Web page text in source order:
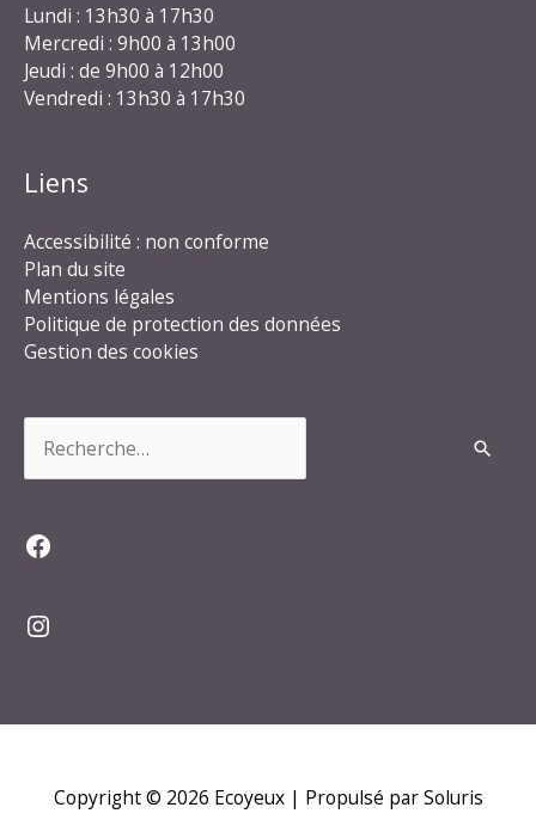
Lundi : 13h30 à 17h30
Mercredi : 9h00 à 13h00
Jeudi : de 9h00 à 12h00
Vendredi : 13h30 à 17h30
Liens
Accessibilité : non conforme
Plan du site
Mentions légales
Politique de protection des données
Gestion des cookies
Facebook
Instagram
Copyright © 2026 Ecoyeux| Propulsé par Soluris